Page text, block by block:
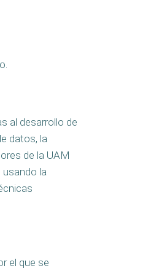
al desarrollo de
datos, la
de la UAM
usando la
el que se